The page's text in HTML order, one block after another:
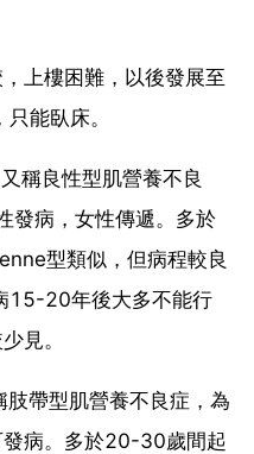
上樓困難，以後發展至
能臥床。
稱良性型肌營養不良
發病，女性傳遞。多於
型類似，但病程較良
15-20年後大多不能行
見。
帶型肌營養不良症，為
病。多於20-30歲間起